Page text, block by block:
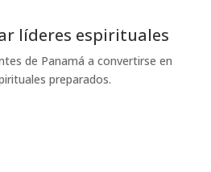
líderes espirituales
de Panamá a convertirse en
preparados.